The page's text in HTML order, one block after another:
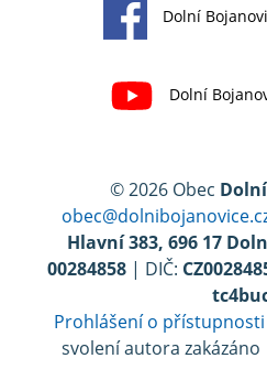
Dolní
Dolní
© 2026 Obec
Hlavní 383, 696 17
00284858 | DIČ:
Prohlášení o přístupnosti
svolení autora